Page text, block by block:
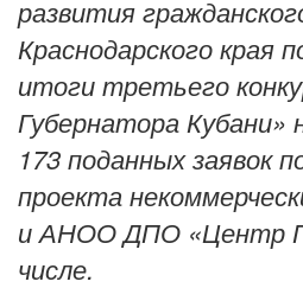
развития
Краснодарского края
итоги третьего
Губернатора Кубани»
173 поданных заявок
проекта
и АНОО ДПО «Центр
числе.